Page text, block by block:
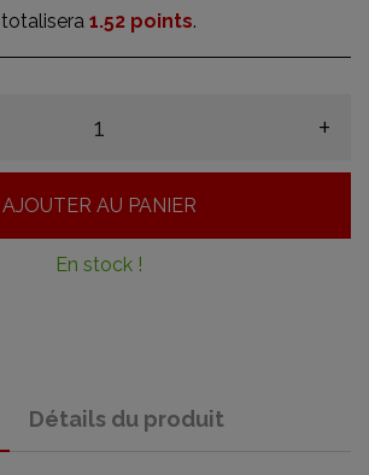
totalisera 1.52 points.
+
AJOUTER AU PANIER
En stock !
Détails du produit